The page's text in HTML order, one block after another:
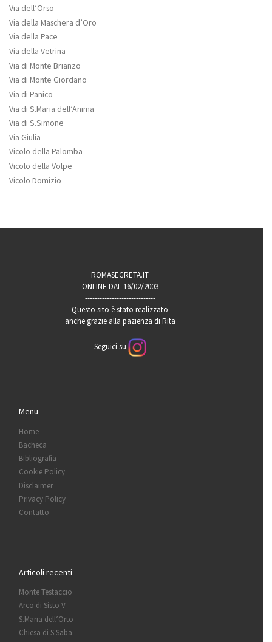
Via dell’Orso
Via della Maschera d’Oro
Via della Pace
Via della Vetrina
Via di Monte Brianzo
Via di Monte Giordano
Via di Panico
Via di S.Maria dell’Anima
Via di S.Simone
Via Giulia
Vicolo della Palomba
Vicolo della Volpe
Vicolo Domizio
ROMASEGRETA.IT
ONLINE DAL 16/02/2003
-----------------------------
Questo sito è stato realizzato
anche grazie alla pazienza di Rita
-----------------------------
Seguici su
Menu
Home
Bacheca
Bibliografia
Cookie Policy
Disclaimer
Privacy Policy
Contatto
Articoli recenti
Monte Testaccio
Arco di Sisto V
S.Maria dell’Orto
Chiesa di S.Saba